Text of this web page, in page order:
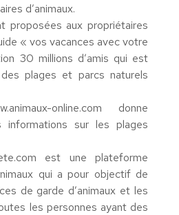
d’animaux.
proposées aux propriétaires
« vos vacances avec votre
30 millions d’amis qui est
plages et parcs naturels
online.com donne
informations sur les plages
est une plateforme
qui a pour objectif de
de garde d’animaux et les
les personnes ayant des